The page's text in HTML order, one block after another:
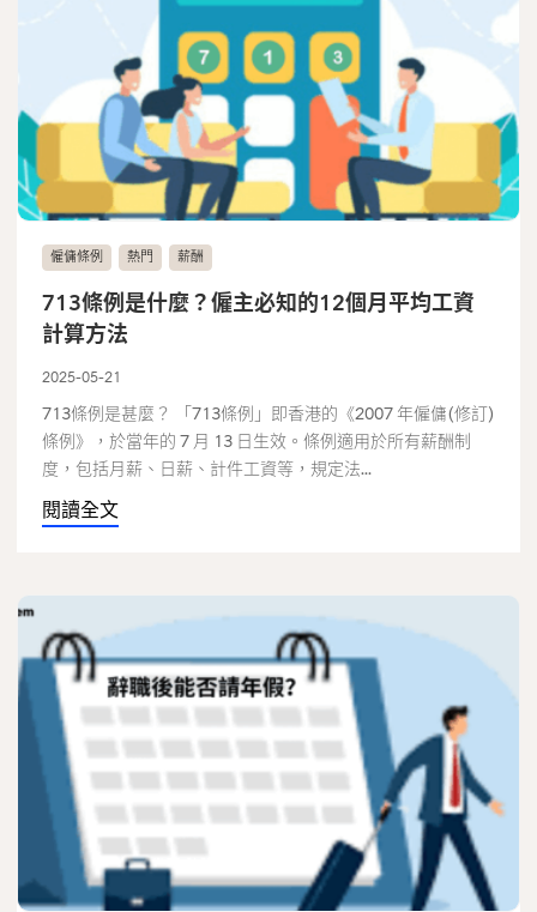
僱傭條例 熱門 薪酬
713條例是什麼？僱主必知的12個月平均工資
計算方法
2025-05-21
713條例是甚麼？ 「713條例」即香港的《2007 年僱傭(修訂)
條例》，於當年的 7 月 13 日生效。條例適用於所有薪酬制
度，包括月薪、日薪、計件工資等，規定法...
閱讀全文